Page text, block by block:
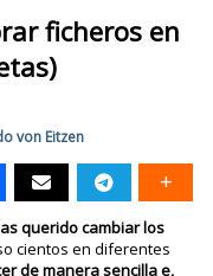
ficheros en
von Eitzen
querido cambiar los
cientos en diferentes
de manera sencilla e,